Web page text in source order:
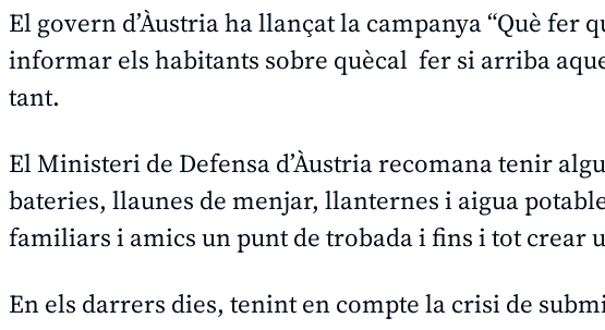
El govern d’Àustria ha llançat la campanya “Què fer
informar els habitants sobre quècal fer si arriba
tant.
El Ministeri de Defensa d’Àustria recomana tenir
bateries, llaunes de menjar, llanternes i aigua
familiars i amics un punt de trobada i fins i tot crear
En els darrers dies, tenint en compte la crisi de